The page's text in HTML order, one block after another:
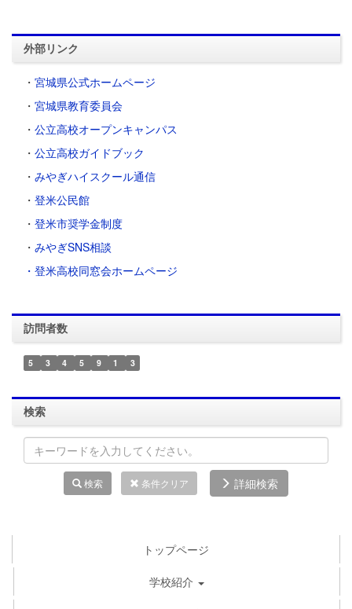
外部リンク
・ 宮城県公式ホームページ
・ 宮城県教育委員会
・ 公立高校オープンキャンパス
・ 公立高校ガイドブック
・ みやぎハイスクール通信
・ 登米公民館
・ 登米市奨学金制度
・ みやぎSNS相談
・登米高校同窓会ホームページ
訪問者数
5 3 4 5 9 1 3
検索
検索 条件クリア 詳細検索
トップページ
学校紹介